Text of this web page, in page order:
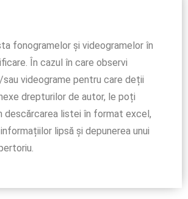
fonogramelor și videogramelor în
În cazul în care observi
videograme pentru care deții
drepturilor de autor, le poți
descărcarea listei în format excel,
lipsă și depunerea unui